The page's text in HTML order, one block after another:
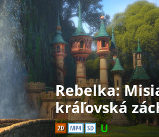
Rebelka:
kráľovská
2D MP4
SD